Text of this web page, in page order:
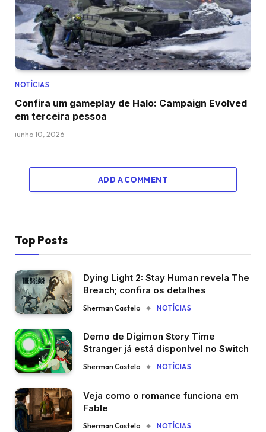
NOTÍCIAS
Confira um gameplay de Halo: Campaign Evolved
em terceira pessoa
junho 10, 2026
ADD A COMMENT
Top Posts
Dying Light 2: Stay Human revela The
Breach; confira os detalhes
Sherman Castelo NOTÍCIAS
Demo de Digimon Story Time
Stranger já está disponível no Switch
Sherman Castelo NOTÍCIAS
Veja como o romance funciona em
Fable
Sherman Castelo NOTÍCIAS